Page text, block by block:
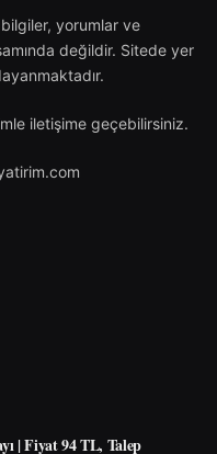
bilgiler, yorumlar ve
değildir. Sitede yer
iletişime geçebilirsiniz.
| Fiyat 94 TL, Talep